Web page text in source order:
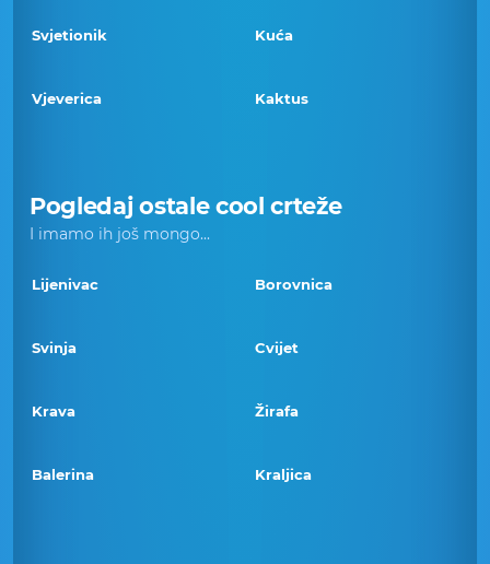
Svjetionik Kuća
Vjeverica Kaktus
Pogledaj ostale cool crteže
I imamo ih još mongo...
Lijenivac Borovnica
Svinja Cvijet
Krava Žirafa
Balerina Kraljica